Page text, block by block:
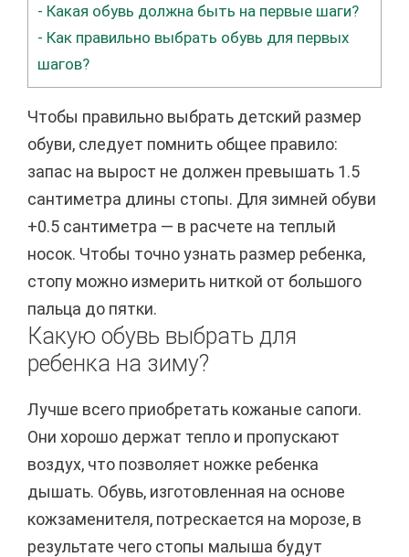
- Какая обувь должна быть на первые шаги?
- Как правильно выбрать обувь для первых
шагов?
Чтобы правильно выбрать детский размер
обуви, следует помнить общее правило:
запас на вырост не должен превышать 1.5
сантиметра длины стопы. Для зимней обуви
+0.5 сантиметра — в расчете на теплый
носок. Чтобы точно узнать размер ребенка,
стопу можно измерить ниткой от большого
пальца до пятки.
Какую обувь выбрать для
ребенка на зиму?
Лучше всего приобретать кожаные сапоги.
Они хорошо держат тепло и пропускают
воздух, что позволяет ножке ребенка
дышать. Обувь, изготовленная на основе
кожзаменителя, потрескается на морозе, в
результате чего стопы малыша будут